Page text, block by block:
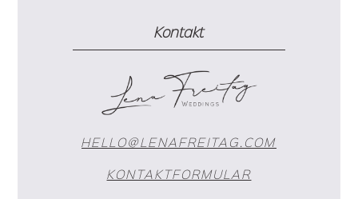
Kontakt
HELLO@LENAFREITAG.COM
KONTAKTFORMULAR